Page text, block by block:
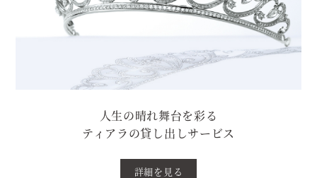
人生の晴れ舞台を彩る
ティアラの貸し出しサービス
詳細を見る